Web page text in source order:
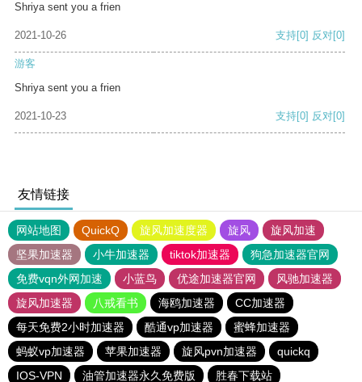
Shriya sent you a frien
2021-10-26 支持[0] 反对[0]
游客
Shriya sent you a frien
2021-10-23 支持[0] 反对[0]
友情链接
网站地图 QuickQ 旋风加速度器 旋风
旋风加速
坚果加速器
小牛加速器 tiktok加速器
狗急加速器官网
免费vqn外网加速
小蓝鸟 优途加速器官网
风驰加速器
旋风加速器
八戒看书 海鸥加速器
CC加速器
每天免费2小时加速器
酷通vp加速器
蜜蜂加速器
蚂蚁vp加速器
苹果加速器 旋风pvn加速器
quickq
IOS-VPN
油管加速器永久免费版 胜春下载站